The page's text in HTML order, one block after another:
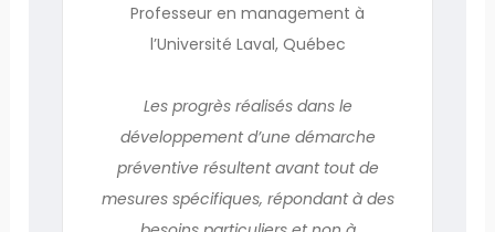
Professeur en management à
l’Université Laval, Québec
Les progrès réalisés dans le
développement d’une démarche
préventive résultent avant tout de
mesures spécifiques, répondant à des